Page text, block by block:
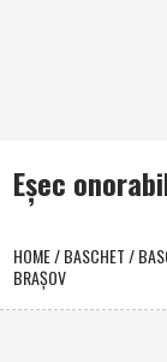
Eşec
HOME/BASCHET/
BRAŞOV